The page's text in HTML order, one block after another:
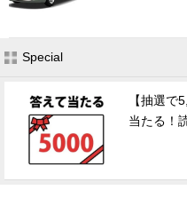
Special
【抽選で
当たる！